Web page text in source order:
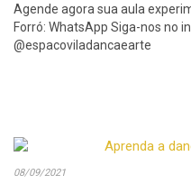
Agende agora sua aula
Forró: WhatsApp Siga-nos no
@espacoviladancaearte
08/09/2021